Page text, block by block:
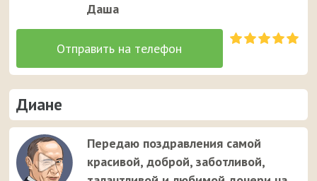
Даша
Диане
Передаю поздравления самой
красивой, доброй, заботливой,